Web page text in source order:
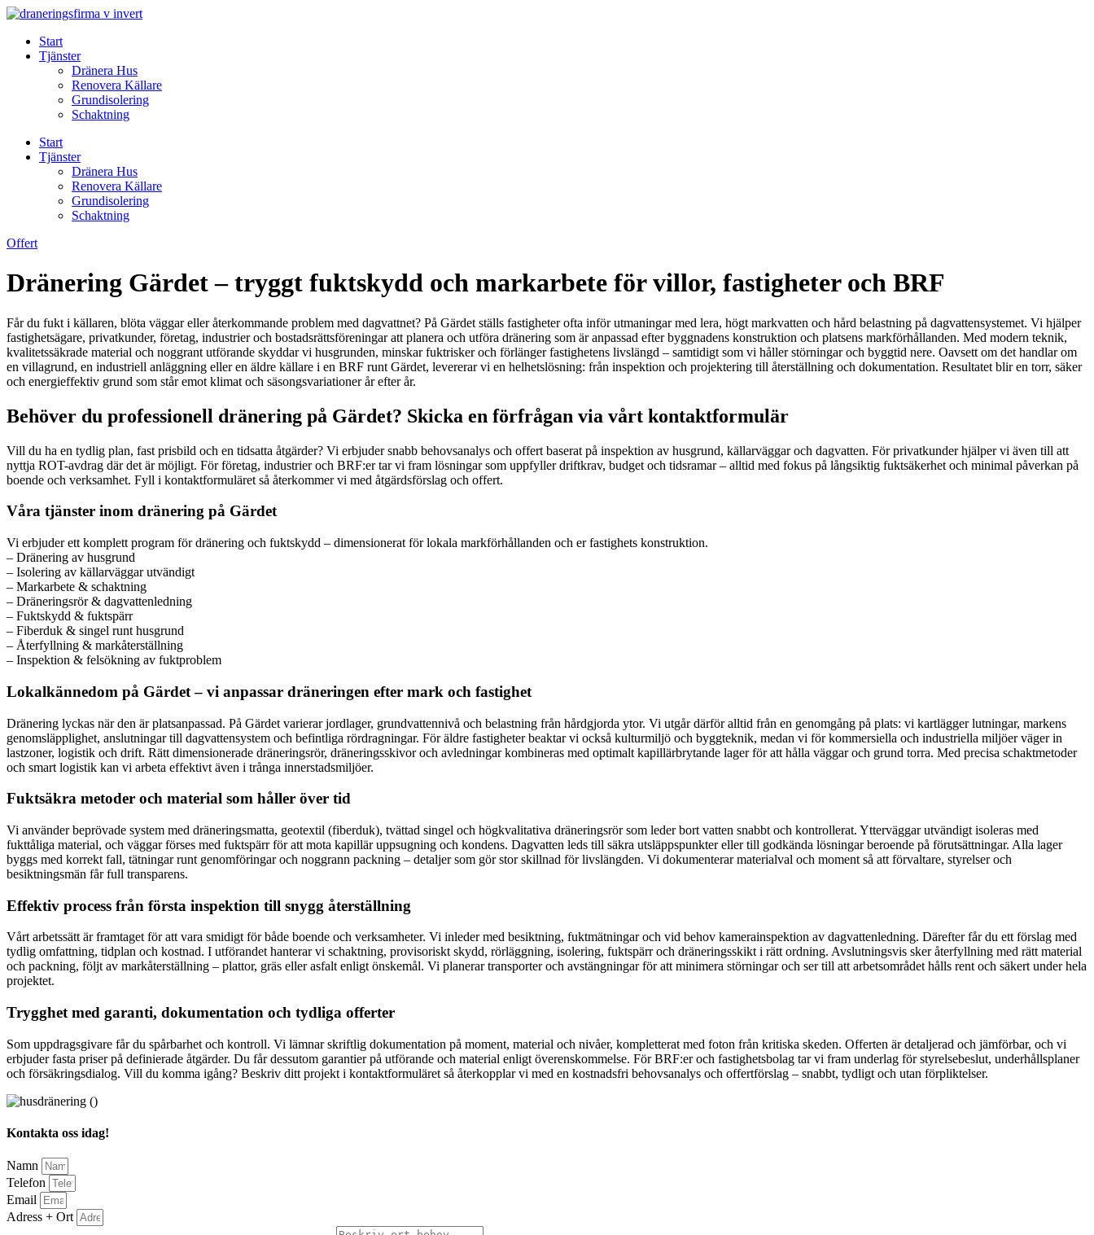
Skip
contentStart
Tjänster
Dränera Hus
Renovera Källare
Grundisolering
Schaktning
Start
Tjänster
Dränera Hus
Renovera Källare
Grundisolering
Schaktning
Offert
Dränering Gärdet – tryggt fuktskydd och markarbete för villor, fastigheter och BRF
Får du fukt i källaren, blöta väggar eller återkommande problem med dagvattnet? På Gärdet ställs fastigheter ofta inför utmaningar med lera, högt markvatten och hård belastning på dagvattensystemet. Vi hjälper
fastighetsägare, privatkunder, företag, industrier och bostadsrättsföreningar att planera och utföra dränering som är anpassad efter byggnadens konstruktion och platsens markförhållanden. Med modern teknik,
kvalitetssäkrade material och noggrant utförande skyddar vi husgrunden, minskar fuktrisker och förlänger fastighetens livslängd – samtidigt som vi håller störningar och byggtid nere. Oavsett om det handlar om
en villagrund, en industriell anläggning eller en äldre källare i en BRF runt Gärdet, levererar vi en helhetslösning: från inspektion och projektering till återställning och dokumentation. Resultatet blir en torr, säker
och energieffektiv grund som står emot klimat och säsongsvariationer år efter år.
Behöver du professionell dränering på Gärdet? Skicka en förfrågan via vårt kontaktformulär
Vill du ha en tydlig plan, fast prisbild och en tidsatta åtgärder? Vi erbjuder snabb behovsanalys och offert baserat på inspektion av husgrund, källarväggar och dagvatten. För privatkunder hjälper vi även till att
nyttja ROT-avdrag där det är möjligt. För företag, industrier och BRF:er tar vi fram lösningar som uppfyller driftkrav, budget och tidsramar – alltid med fokus på långsiktig fuktsäkerhet och minimal påverkan på
boende och verksamhet. Fyll i kontaktformuläret så återkommer vi med åtgärdsförslag och offert.
Våra tjänster inom dränering på Gärdet
Vi erbjuder ett komplett program för dränering och fuktskydd – dimensionerat för lokala markförhållanden och er fastighets konstruktion.
– Dränering av husgrund
– Isolering av källarväggar utvändigt
– Markarbete & schaktning
– Dräneringsrör & dagvattenledning
– Fuktskydd & fuktspärr
– Fiberduk & singel runt husgrund
– Återfyllning & markåterställning
– Inspektion & felsökning av fuktproblem
Lokalkännedom på Gärdet – vi anpassar dräneringen efter mark och fastighet
Dränering lyckas när den är platsanpassad. På Gärdet varierar jordlager, grundvattennivå och belastning från hårdgjorda ytor. Vi utgår därför alltid från en genomgång på plats: vi kartlägger lutningar, markens
genomsläpplighet, anslutningar till dagvattensystem och befintliga rördragningar. För äldre fastigheter beaktar vi också kulturmiljö och byggteknik, medan vi för kommersiella och industriella miljöer väger in
lastzoner, logistik och drift. Rätt dimensionerade dräneringsrör, dräneringsskivor och avledningar kombineras med optimalt kapillärbrytande lager för att hålla väggar och grund torra. Med precisa schaktmetoder
och smart logistik kan vi arbeta effektivt även i trånga innerstadsmiljöer.
Fuktsäkra metoder och material som håller över tid
Vi använder beprövade system med dräneringsmatta, geotextil (fiberduk), tvättad singel och högkvalitativa dräneringsrör som leder bort vatten snabbt och kontrollerat. Ytterväggar utvändigt isoleras med
fukttåliga material, och väggar förses med fuktspärr för att mota kapillär uppsugning och kondens. Dagvatten leds till säkra utsläppspunkter eller till godkända lösningar beroende på förutsättningar. Alla lager
byggs med korrekt fall, tätningar runt genomföringar och noggrann packning – detaljer som gör stor skillnad för livslängden. Vi dokumenterar materialval och moment så att förvaltare, styrelser och
besiktningsmän får full transparens.
Effektiv process från första inspektion till snygg återställning
Vårt arbetssätt är framtaget för att vara smidigt för både boende och verksamheter. Vi inleder med besiktning, fuktmätningar och vid behov kamerainspektion av dagvattenledning. Därefter får du ett förslag med
tydlig omfattning, tidplan och kostnad. I utförandet hanterar vi schaktning, provisoriskt skydd, rörläggning, isolering, fuktspärr och dräneringsskikt i rätt ordning. Avslutningsvis sker återfyllning med rätt material
och packning, följt av markåterställning – plattor, gräs eller asfalt enligt önskemål. Vi planerar transporter och avstängningar för att minimera störningar och ser till att arbetsområdet hålls rent och säkert under hela
projektet.
Trygghet med garanti, dokumentation och tydliga offerter
Som uppdragsgivare får du spårbarhet och kontroll. Vi lämnar skriftlig dokumentation på moment, material och nivåer, kompletterat med foton från kritiska skeden. Offerten är detaljerad och jämförbar, och vi
erbjuder fasta priser på definierade åtgärder. Du får dessutom garantier på utförande och material enligt överenskommelse. För BRF:er och fastighetsbolag tar vi fram underlag för styrelsebeslut, underhållsplaner
och försäkringsdialog. Vill du komma igång? Beskriv ditt projekt i kontaktformuläret så återkopplar vi med en kostnadsfri behovsanalys och offertförslag – snabbt, tydligt och utan förpliktelser.
Kontakta oss idag!
Namn
Telefon
Email
Adress + Ort